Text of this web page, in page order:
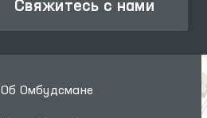
Свяжитесь с нами
Об Омбудсмане